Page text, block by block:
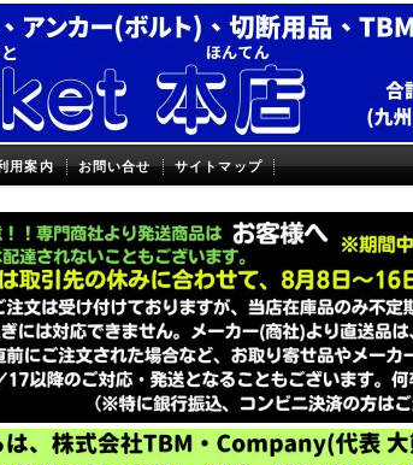
用案内 お問い合せ サイトマップ